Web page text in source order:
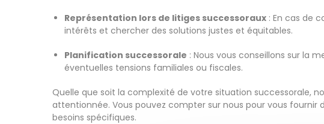
Représentation lors de litiges successoraux : En cas de
intérêts et chercher des solutions justes et équitables.
Planification successorale : Nous vous conseillons sur la
éventuelles tensions familiales ou fiscales.
Quelle que soit la complexité de votre situation successorale,
attentionnée. Vous pouvez compter sur nous pour vous fournir
besoins spécifiques.